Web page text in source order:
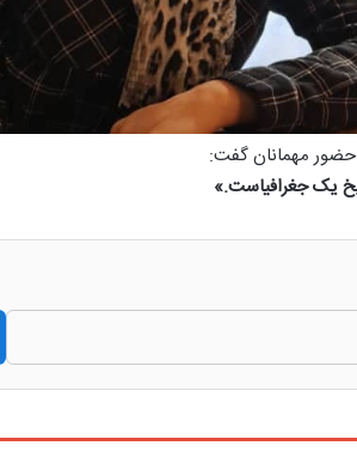
حضور مهمانان گفت:
یک جغرافیاست.»